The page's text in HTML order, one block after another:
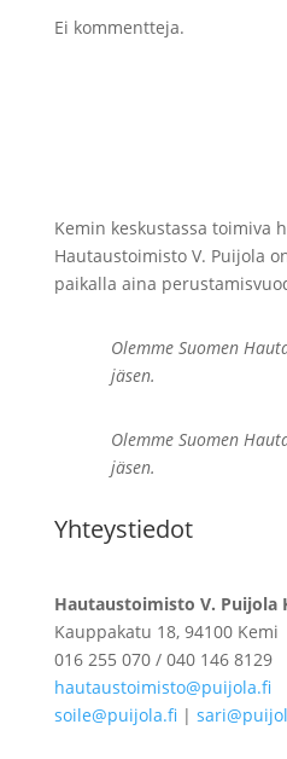
Ei kommentteja.
Kemin keskustassa toimiva
Hautaustoimisto V. Puijola
paikalla aina
Olemme Suomen
jäsen.
Olemme Suomen
jäsen.
Yhteystiedot
Hautaustoimisto V. Puijola
Kauppakatu 18, 94100 Kemi
016 255 070 / 040 146 8129
hautaustoimisto@puijola.fi
soile@puijola.fi |